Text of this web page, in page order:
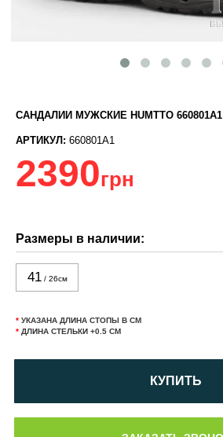
САНДАЛИИ МУЖСКИЕ HUMTTO 660801A1
АРТИКУЛ: 660801A1
2390грн
Размеры в наличии:
41/ 26см
* УКАЗАНА ДЛИНА СТОПЫ В СМ
* ДЛИНА СТЕЛЬКИ +0.5 СМ
КУПИТЬ